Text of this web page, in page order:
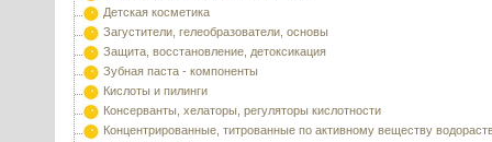
Детская косметика
Загустители, гелеобразователи, основы
Защита, восстановление, детоксикация
Зубная паста - компоненты
Кислоты и пилинги
Консерванты, хелаторы, регуляторы кислотности
Концентрированные, титрованные по активному веществу